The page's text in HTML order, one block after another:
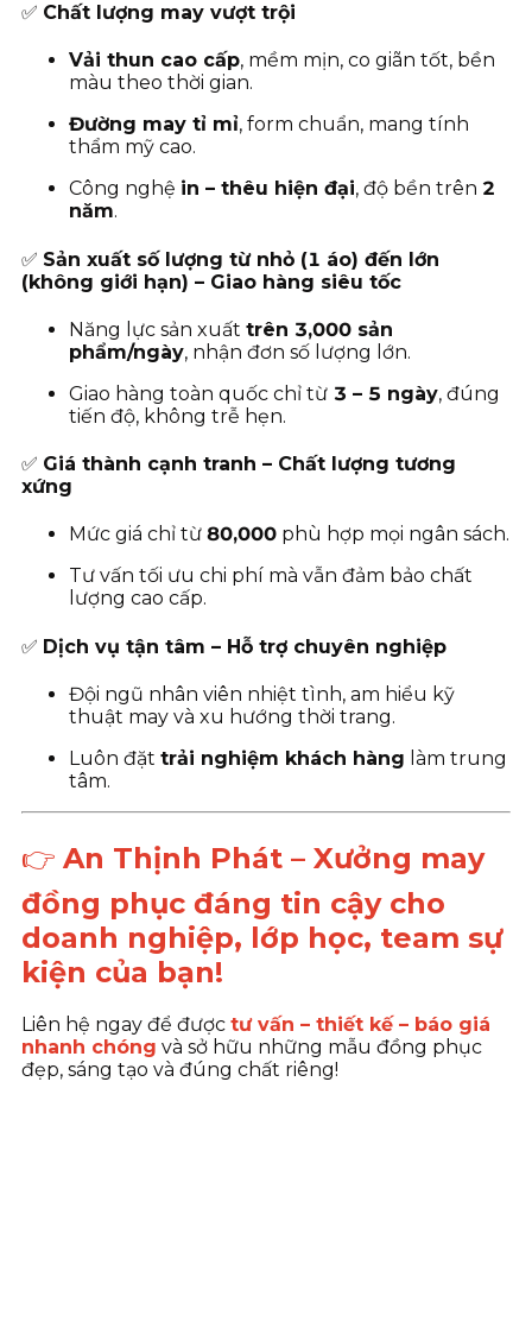
✅ Chất lượng may vượt trội
Vải thun cao cấp, mềm mịn, co giãn tốt, bền
màu theo thời gian.
Đường may tỉ mỉ, form chuẩn, mang tính
thẩm mỹ cao.
Công nghệ in – thêu hiện đại, độ bền trên 2
năm.
✅ Sản xuất số lượng từ nhỏ (1 áo) đến lớn
(không giới hạn) – Giao hàng siêu tốc
Năng lực sản xuất trên 3,000 sản
phẩm/ngày, nhận đơn số lượng lớn.
Giao hàng toàn quốc chỉ từ 3 – 5 ngày, đúng
tiến độ, không trễ hẹn.
✅ Giá thành cạnh tranh – Chất lượng tương
xứng
Mức giá chỉ từ 80,000 phù hợp mọi ngân sách.
Tư vấn tối ưu chi phí mà vẫn đảm bảo chất
lượng cao cấp.
✅ Dịch vụ tận tâm – Hỗ trợ chuyên nghiệp
Đội ngũ nhân viên nhiệt tình, am hiểu kỹ
thuật may và xu hướng thời trang.
Luôn đặt trải nghiệm khách hàng làm trung
tâm.
👉 An Thịnh Phát – Xưởng may
đồng phục đáng tin cậy cho
doanh nghiệp, lớp học, team sự
kiện của bạn!
Liên hệ ngay để được tư vấn – thiết kế – báo giá
nhanh chóng và sở hữu những mẫu đồng phục
đẹp, sáng tạo và đúng chất riêng!